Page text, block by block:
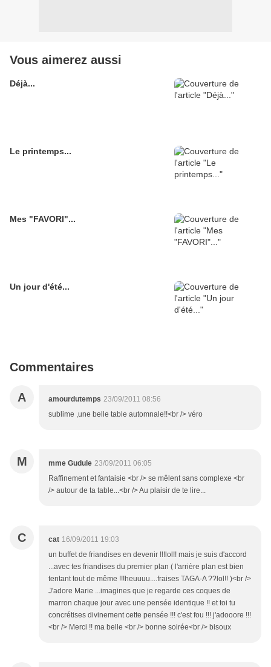
Vous aimerez aussi
Déjà...
Le printemps...
Mes "FAVORI"...
Un jour d'été...
Commentaires
A amourdutemps 23/09/2011 08:56
sublime ,une belle table automnale!!<br /> véro
M mme Gudule 23/09/2011 06:05
Raffinement et fantaisie <br /> se mêlent sans complexe <br
/> autour de ta table...<br /> Au plaisir de te lire...
C cat 16/09/2011 19:03
un buffet de friandises en devenir !!!lol!! mais je suis d'accord
...avec tes friandises du premier plan ( l'arrière plan est bien
tentant tout de même !!!heuuuu....fraises TAGA-A ??lol!! )<br />
J'adore Marie ...imagines que je regarde ces coques de
marron chaque jour avec une pensée identique !! et toi tu
concrétises divinement cette pensée !!! c'est fou !!! j'adooore !!!
<br /> Merci !! ma belle <br /> bonne soirée<br /> bisoux